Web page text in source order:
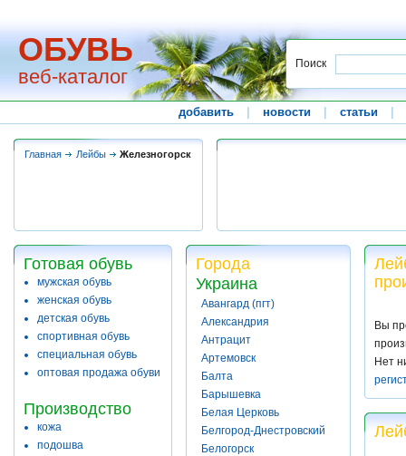
ОБУВЬ
веб-каталог
Поиск
добавить новости статьи
Главная Лейбы Железногорск
Готовая обувь
мужская обувь
женская обувь
детская обувь
спортивная обувь
специальная обувь
оптовая продажа обуви
Производство
кожа
подошва
Города
Украина
Авангард (пгт)
Александрия
Антрацит
Артемовск
Балта
Барышевка
Белая Церковь
Белгород-Днестровский
Белогорск
Вы
Нет